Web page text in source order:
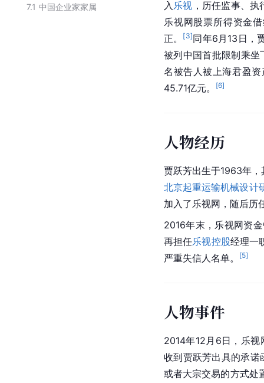
7.1 中国企业家家属
入 乐视 ，历任监事、
乐视网股票所得资金
正。
[3]同年6月13日，
被列中国首批限制乘坐
名被告人被上海君盈
45.71亿元。
[6]
人物经历
贾跃芳出生于1963年，
北京起重运输机械设计
加入了乐视网，随后历
2016年末，乐视网资
再担任乐视控股经理一
严重失信人名单。
[5]
人物事件
2014年12月6日，乐视
收到贾跃芳出具的承诺
或者大宗交易的方式处